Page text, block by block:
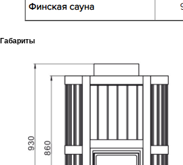
Габариты